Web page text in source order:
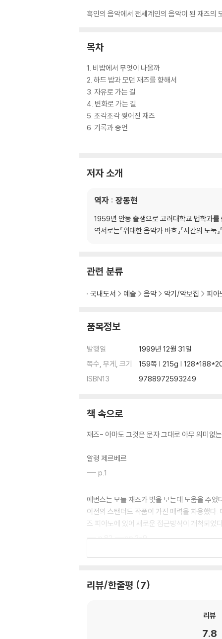
흑인의 음악에서 전세계인의 음악이 된 재즈의
목차
1. 비밥에서 무엇이 나올까
2. 하드 밥과 모던 재즈를 향해서
3. 자유로 가는 길
4. 변화로 가는 길
5. 조각조각 찢어진 재즈
6. 기록과 증언
저자 소개
역자 : 장동현
1959년 안동 출생으로 고려대학교 법학과
역서로는『위대한 음악가 바흐』『시간의 도둑
관련 분류
국내도서 예술 음악 악기/악보집 피아
품목정보
발행일
1999년 12월 31일
쪽수, 무게, 크기
159쪽 | 215g |
ISBN13
9788972593249
책 속으로
재즈- 아마도 그것은 문자 그대로 아무 의미없
알랭 제르베르
--- p.1
에번스는 모들 재즈가 빛을 보는데 도움을 주
이전의 스탠더드 작품이 가진 매력을 차용했다
즈 피아노에 있어 새로운 접근방식이 개척되었
--- p.82,---pp.2-9
없는 아티스트들이 이 특별한 표현방식으로 몰
리뷰/한줄평 7
리뷰
7.8